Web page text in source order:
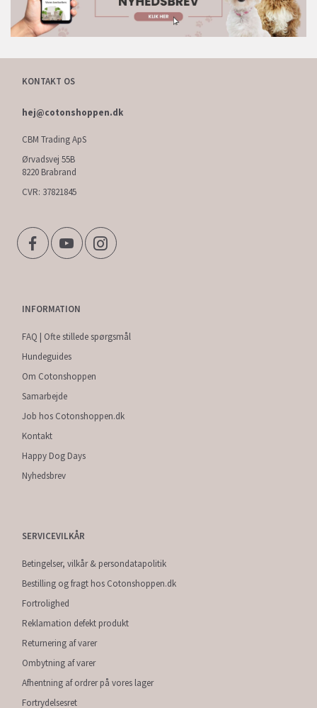
KONTAKT OS
hej@cotonshoppen.dk
CBM Trading ApS
Ørvadsvej 55B
8220 Brabrand
CVR: 37821845
INFORMATION
FAQ | Ofte stillede spørgsmål
Hundeguides
Om Cotonshoppen
Samarbejde
Job hos Cotonshoppen.dk
Kontakt
Happy Dog Days
Nyhedsbrev
SERVICEVILKÅR
Betingelser, vilkår & persondatapolitik
Bestilling og fragt hos Cotonshoppen.dk
Fortrolighed
Reklamation defekt produkt
Returnering af varer
Ombytning af varer
Afhentning af ordrer på vores lager
Fortrydelsesret